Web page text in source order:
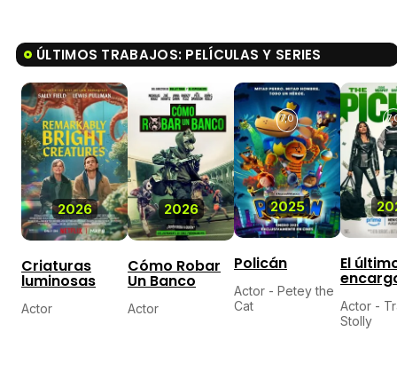
ÚLTIMOS TRABAJOS: PELÍCULAS Y SERIES
2026
Criaturas
luminosas
Actor
2026
Cómo Robar
Un Banco
Actor
2025
7,0
Policán
Actor - Petey the
Cat
El
Actor -
Stolly